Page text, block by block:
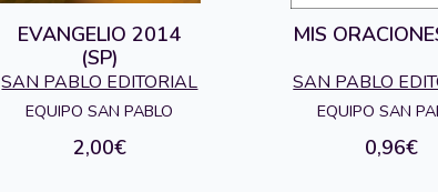
EVANGELIO 2014
(SP)
SAN PABLO EDITORIAL
EQUIPO SAN PABLO
2,00€
MIS
SAN PABLO
EQUIPO SAN
0,96€